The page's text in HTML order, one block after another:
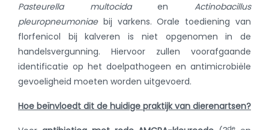
Pasteurella multocidaenActinobacillus
pleuropneumoniaebij varkens. Orale toediening van
florfenicol bij kalveren is niet opgenomen in de
handelsvergunning. Hiervoor zullen voorafgaande
identificatie op het doelpathogeen en antimicrobiële
gevoeligheid moeten worden uitgevoerd.
Hoe beïnvloedt dit de huidige praktijk van dierenartsen?